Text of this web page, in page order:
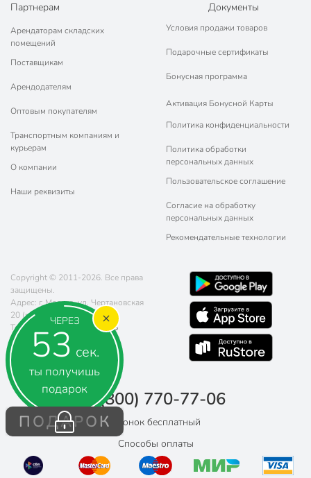
ЧЕРЕЗ
52 сек.
ты получишь
подарок
ПОДАРОК
Партнерам
Арендаторам складских
помещений
Поставщикам
Арендодателям
Оптовым покупателям
Транспортным компаниям и
курьерам
О компании
Наши реквизиты
Документы
Условия продажи товаров
Подарочные сертификаты
Бонусная программа
Активация Бонусной Карты
Политика конфиденциальности
Политика обработки
персональных данных
Пользовательское соглашение
Согласие на обработку
персональных данных
Рекомендательные технологии
Copyright © 2011-2026. Все права
защищены.
Адрес: г. Москва, ул. Чертановская
20 (метро Южная)
Телефон:
8 (800) 770-77-06
Почта:sales@poryadok.ru
8 (800) 770-77-06
Звонок бесплатный
Способы оплаты